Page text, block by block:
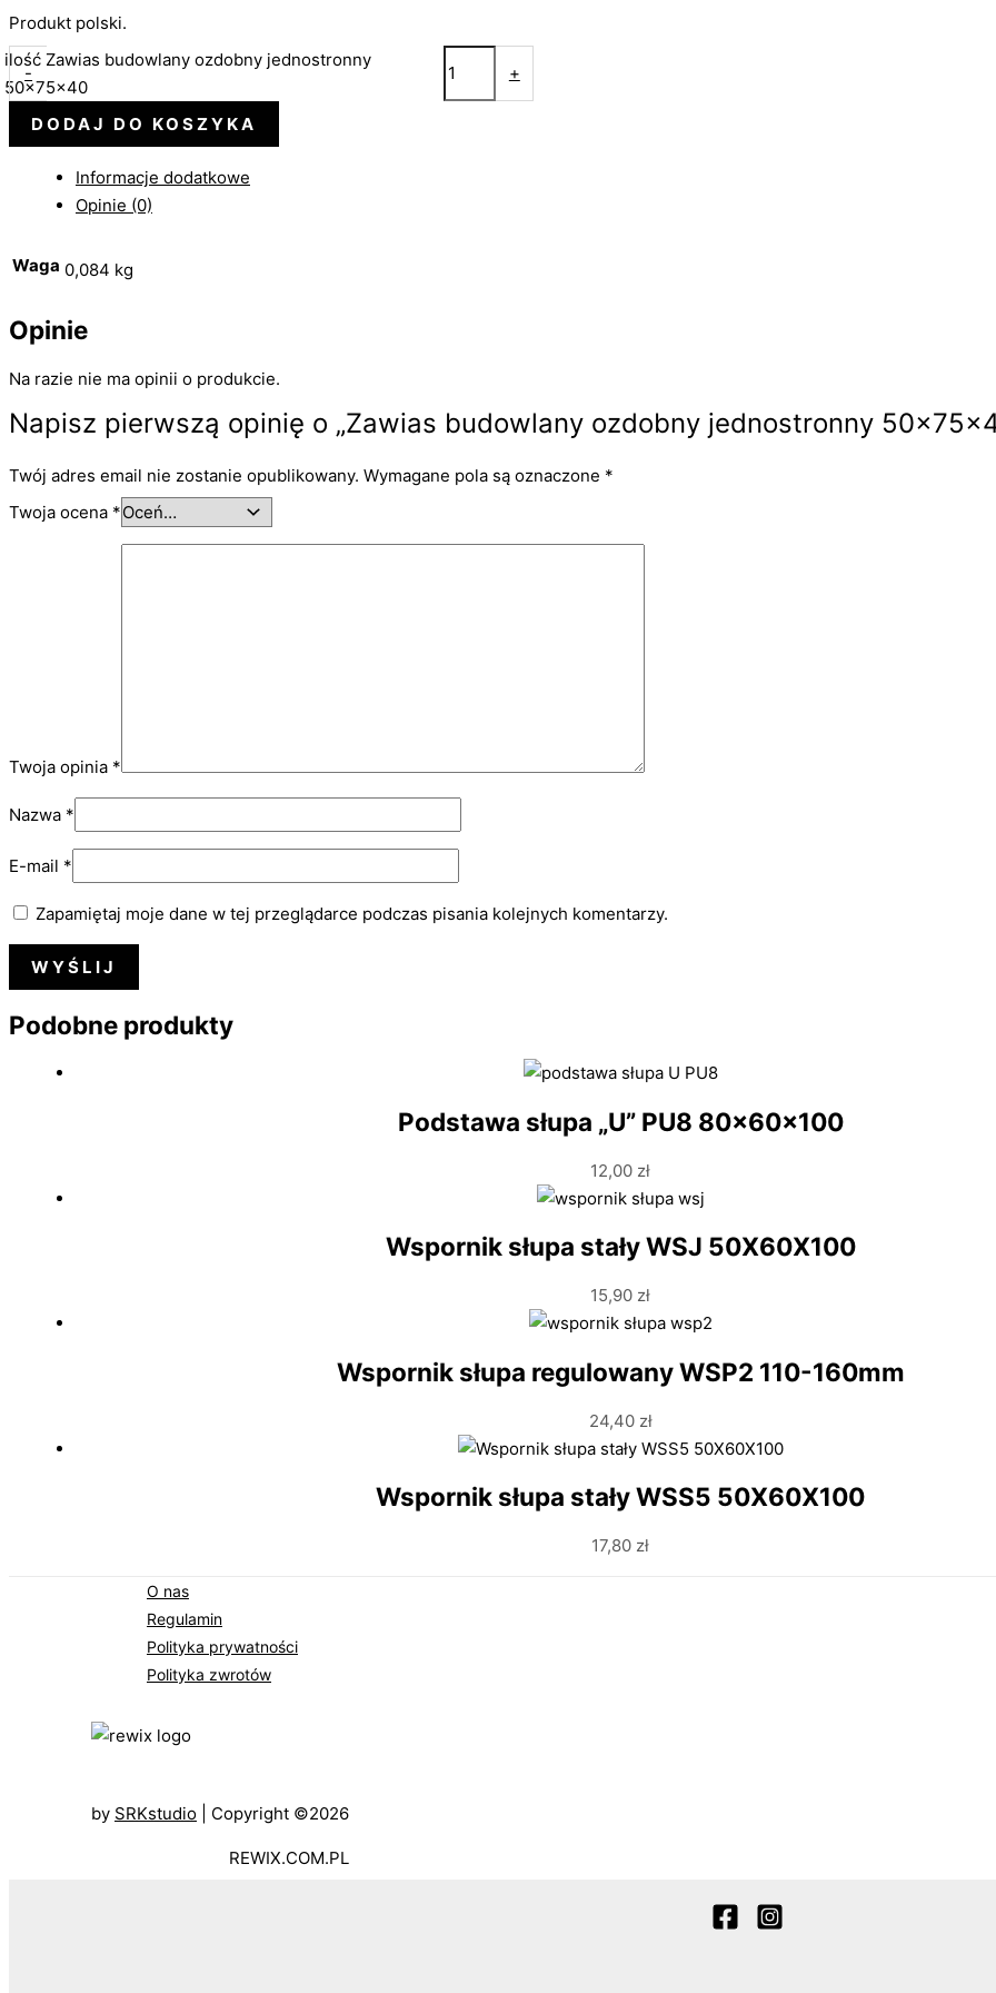
Produkt polski.
-
ilość Zawias budowlany ozdobny jednostronny
50x75x40
+
DODAJ DO KOSZYKA
Informacje dodatkowe
Opinie (0)
Waga 0,084 kg
Opinie
Na razie nie ma opinii o produkcie.
Napisz pierwszą opinię o „Zawias budowlany ozdobny jednostronny
Twój adres email nie zostanie opublikowany. Wymagane pola są oznaczone *
Twoja ocena *
Twoja opinia *
Nazwa *
E-mail *
Zapamiętaj moje dane w tej przeglądarce podczas pisania kolejnych komentarzy.
Podobne produkty
Podstawa słupa „U” PU8 80x60x100
12,00 zł
Wspornik słupa stały WSJ 50X60X100
15,90 zł
Wspornik słupa regulowany WSP2 110-160mm
24,40 zł
Wspornik słupa stały WSS5 50X60X100
17,80 zł
O nas
Regulamin
Polityka prywatności
Polityka zwrotów
by SRKstudio | Copyright ©2026
REWIX.COM.PL